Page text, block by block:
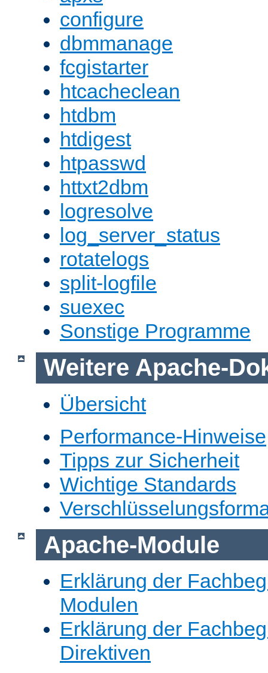
configure
dbmmanage
fcgistarter
htcacheclean
htdbm
htdigest
htpasswd
httxt2dbm
logresolve
log_server_status
rotatelogs
split-logfile
suexec
Sonstige Programme
Weitere Apache-
Übersicht
Performance-Hinweise
Tipps zur Sicherheit
Wichtige Standards
Apache-Module
Erklärung der
Modulen
Erklärung der
Direktiven